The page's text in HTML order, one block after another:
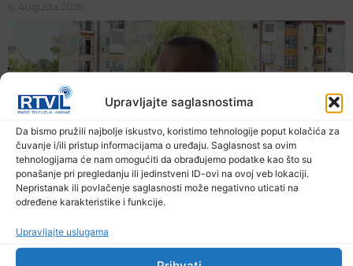
Upravljajte saglasnostima
Da bismo pružili najbolje iskustvo, koristimo tehnologije poput kolačića za
čuvanje i/ili pristup informacijama o uređaju. Saglasnost sa ovim
tehnologijama će nam omogućiti da obrađujemo podatke kao što su
ponašanje pri pregledanju ili jedinstveni ID-ovi na ovoj veb lokaciji.
Nepristanak ili povlačenje saglasnosti može negativno uticati na
određene karakteristike i funkcije.
Upravljajte uslugama
6. Augusta 2026.